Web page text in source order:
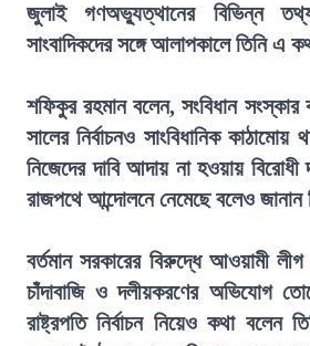
জুলাই গণঅভ্যুত্থানের বিভিন্ন
সাংবাদিকদের সঙ্গে আলাপকালে তিনি এ
শফিকুর রহমান বলেন, সংবিধান সংস্কার
সালের নির্বাচনও সাংবিধানিক
নিজেদের দাবি আদায় না হওয়ায়
রাজপথে আন্দোলনে নেমেছে বলেও জানান
বর্তমান সরকারের বিরুদ্ধে আওয়ামী
চাঁদাবাজি ও দলীয়করণের অভিযোগ
রাষ্ট্রপতি নির্বাচন নিয়েও কথা বলেন